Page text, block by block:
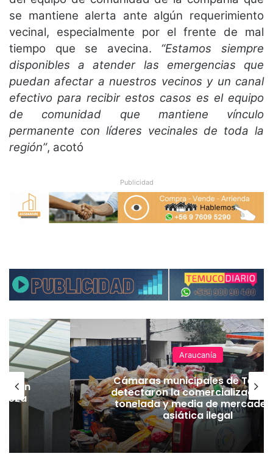
se mantiene alerta ante algún requerimiento
vecinal, especialmente por el frente de mal
tiempo que se avecina. “Estamos siempre
disponibles a atender las emergencias que
puedan afectar a nuestros vecinos y un canal
efectivo para recibir estos casos es el equipo
de comunidad que mantiene vínculo
permanente con líderes vecinales de toda la
región”, acotó
Publicidad
Araucanía
Cámaras municipales de
detectaron la comercialización
tonelada y media de
asiática ilegal